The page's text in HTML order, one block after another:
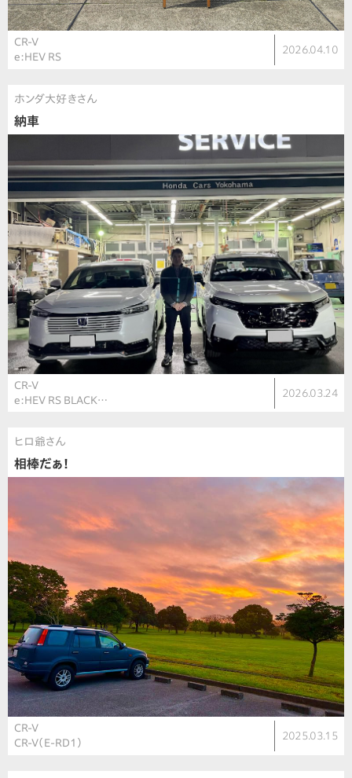
CR-V
e:HEV RS
2026.04.10
ホンダ大好きさん
納車
CR-V
e:HEV RS BLACK…
2026.03.24
ヒロ爺さん
相棒だぁ！
CR-V
CR-V（E-RD1）
2025.03.15